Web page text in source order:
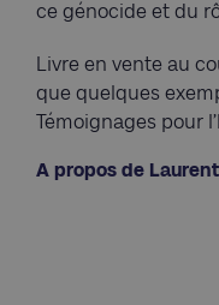
ce génocide et du
Livre en vente au
que quelques
Témoignages pour
A propos de